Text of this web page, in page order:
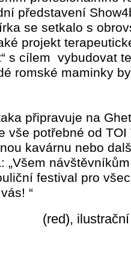
představení
se setkalo s
projekt
s cílem vybudovat
romské maminky
připravuje na
vše potřebné od TOI
kavárnu nebo
„Všem
festival pro
“
(red),